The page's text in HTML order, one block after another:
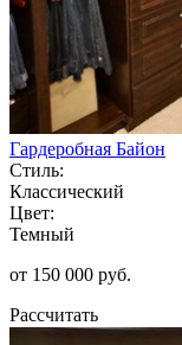
Гардеробная Байон
Стиль:
Классический
Цвет:
Темный
от 150 000 руб.
Рассчитать